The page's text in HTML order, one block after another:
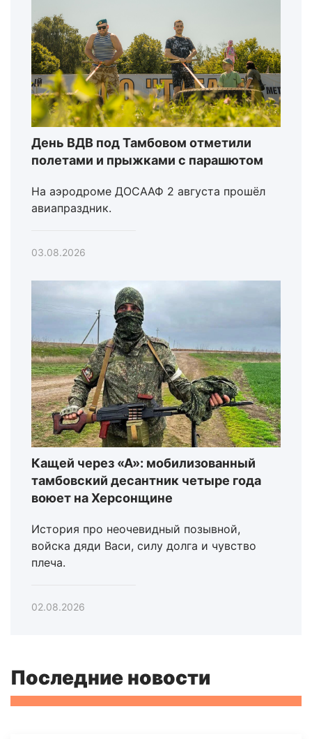
День ВДВ под Тамбовом отметили
полетами и прыжками с парашютом
На аэродроме ДОСААФ 2 августа прошёл
авиапраздник.
03.08.2026
Кащей через «А»: мобилизованный
тамбовский десантник четыре года
воюет на Херсонщине
История про неочевидный позывной,
войска дяди Васи, силу долга и чувство
плеча.
02.08.2026
Последние новости